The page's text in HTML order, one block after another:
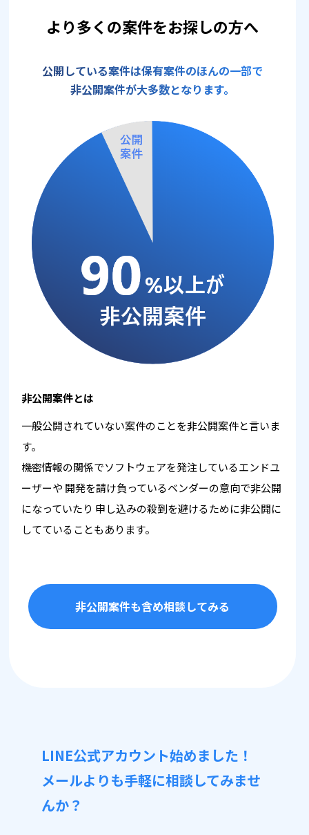
より多くの案件をお探しの方へ
公開している案件は保有案件のほんの一部で
非公開案件が大多数となります。
非公開案件とは
一般公開されていない案件のことを非公開案件と言いま
す。
機密情報の関係でソフトウェアを発注しているエンドユ
ーザーや 開発を請け負っているベンダーの意向で非公開
になっていたり 申し込みの殺到を避けるために非公開に
してていることもあります。
非公開案件も含め相談してみる
LINE公式アカウント始めました！
メールよりも手軽に相談してみませ
んか？